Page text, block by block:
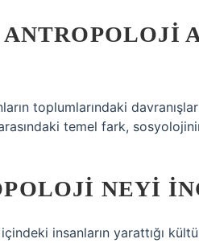
ANTROPOLOJI
toplumlarındaki
temel fark,
NEYI
insanların yarattığı